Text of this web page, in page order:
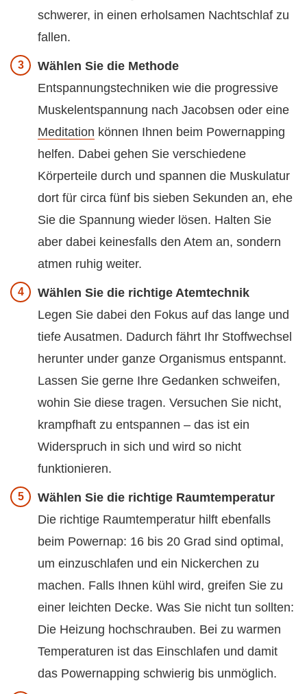
schwerer, in einen erholsamen Nachtschlaf zu
fallen.
Wählen Sie die Methode
Entspannungstechniken wie die progressive
Muskelentspannung nach Jacobsen oder eine
Meditation können Ihnen beim Powernapping
helfen. Dabei gehen Sie verschiedene
Körperteile durch und spannen die Muskulatur
dort für circa fünf bis sieben Sekunden an, ehe
Sie die Spannung wieder lösen. Halten Sie
aber dabei keinesfalls den Atem an, sondern
atmen ruhig weiter.
Wählen Sie die richtige Atemtechnik
Legen Sie dabei den Fokus auf das lange und
tiefe Ausatmen. Dadurch fährt Ihr Stoffwechsel
herunter under ganze Organismus entspannt.
Lassen Sie gerne Ihre Gedanken schweifen,
wohin Sie diese tragen. Versuchen Sie nicht,
krampfhaft zu entspannen – das ist ein
Widerspruch in sich und wird so nicht
funktionieren.
Wählen Sie die richtige Raumtemperatur
Die richtige Raumtemperatur hilft ebenfalls
beim Powernap: 16 bis 20 Grad sind optimal,
um einzuschlafen und ein Nickerchen zu
machen. Falls Ihnen kühl wird, greifen Sie zu
einer leichten Decke. Was Sie nicht tun sollten:
Die Heizung hochschrauben. Bei zu warmen
Temperaturen ist das Einschlafen und damit
das Powernapping schwierig bis unmöglich.